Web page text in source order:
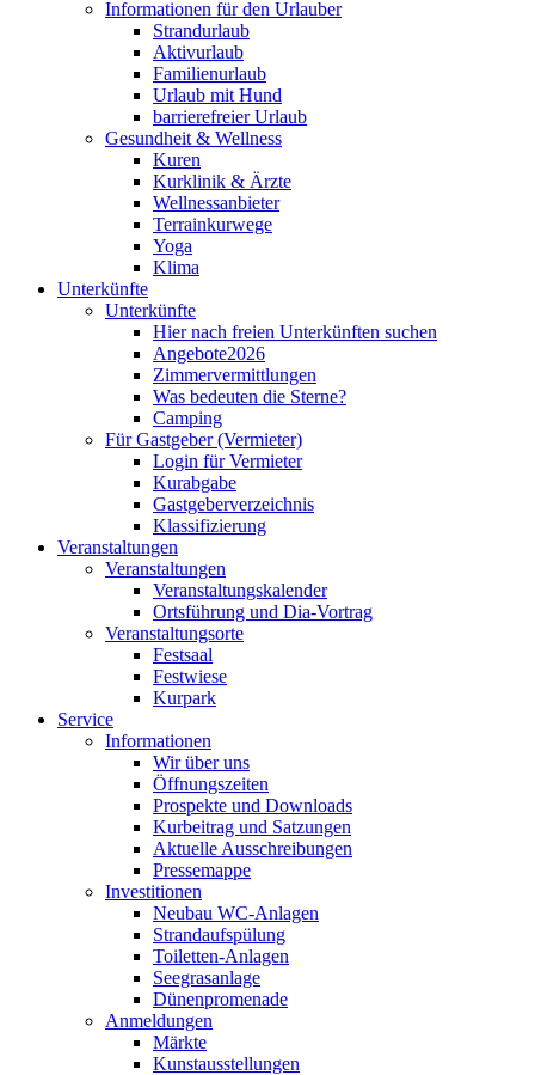
Informationen für den Urlauber
Strandurlaub
Aktivurlaub
Familienurlaub
Urlaub mit Hund
barrierefreier Urlaub
Gesundheit & Wellness
Kuren
Kurklinik & Ärzte
Wellnessanbieter
Terrainkurwege
Yoga
Klima
Unterkünfte
Unterkünfte
Hier nach freien Unterkünften suchen
Angebote2026
Zimmervermittlungen
Was bedeuten die Sterne?
Camping
Für Gastgeber (Vermieter)
Login für Vermieter
Kurabgabe
Gastgeberverzeichnis
Klassifizierung
Veranstaltungen
Veranstaltungen
Veranstaltungskalender
Ortsführung und Dia-Vortrag
Veranstaltungsorte
Festsaal
Festwiese
Kurpark
Service
Informationen
Wir über uns
Öffnungszeiten
Prospekte und Downloads
Kurbeitrag und Satzungen
Aktuelle Ausschreibungen
Pressemappe
Investitionen
Neubau WC-Anlagen
Strandaufspülung
Toiletten-Anlagen
Seegrasanlage
Dünenpromenade
Anmeldungen
Märkte
Kunstausstellungen